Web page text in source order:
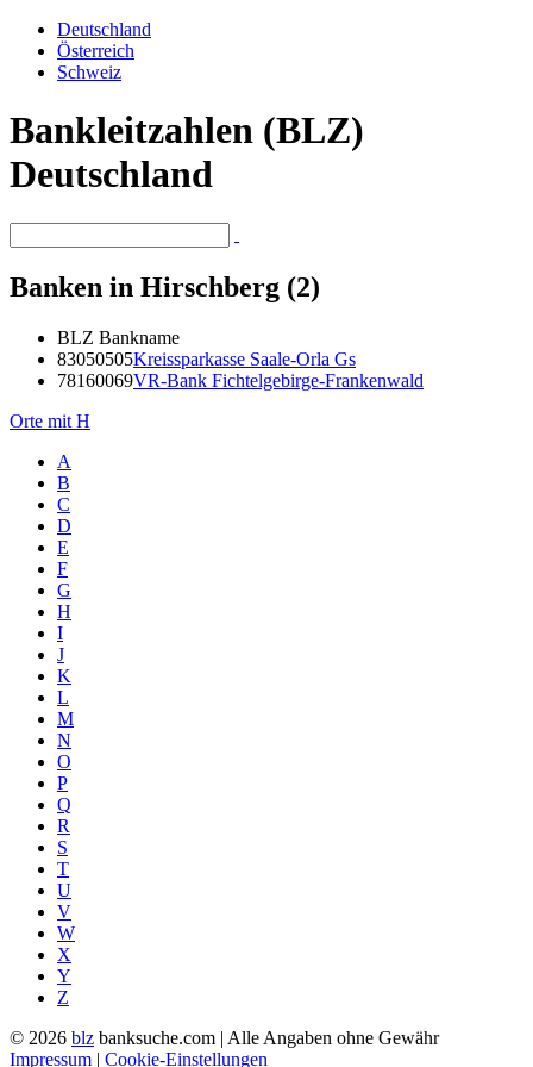
Deutschland
Österreich
Schweiz
Bankleitzahlen (BLZ)
Deutschland
Banken in Hirschberg (2)
BLZ Bankname
83050505Kreissparkasse Saale-Orla Gs
78160069VR-Bank Fichtelgebirge-Frankenwald
Orte mit H
A
B
C
D
E
F
G
H
I
J
K
L
M
N
O
P
Q
R
S
T
U
V
W
X
Y
Z
© 2026 blz banksuche.com | Alle Angaben ohne Gewähr
Impressum | Cookie-Einstellungen